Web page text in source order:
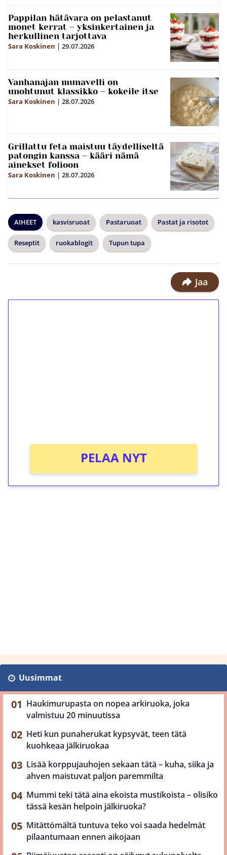
Pappilan hätävara on pelastanut
monet kerrat – yksinkertainen ja
herkullinen tarjottava
Sara Koskinen | 29.07.2026
Vanhanajan munavelli on
unohtunut klassikko – kokeile itse
Sara Koskinen | 28.07.2026
Grillattu feta maistuu täydelliseltä
patongin kanssa – kääri nämä
ainekset folioon
Sara Koskinen | 28.07.2026
AIHEET kasvisruoat Pastaruoat Pastat ja risotot
Reseptit ruokablogit Tupun tupa
Jaa
PELAA NYT
Uusimmat
Haukimurupasta on nopea arkiruoka, joka
valmistuu 20 minuutissa
Heti kun punaherukat kypsyvät, teen tätä
kuohkeaa jälkiruokaa
Lisää korppujauhojen sekaan tätä – kuha, siika ja
ahven maistuvat paljon paremmilta
Mummi teki tätä aina ekoista mustikoista – olisiko
tässä kesän helpoin jälkiruoka?
Mitättömältä tuntuva teko voi saada hedelmät
pilaantumaan ennen aikojaan